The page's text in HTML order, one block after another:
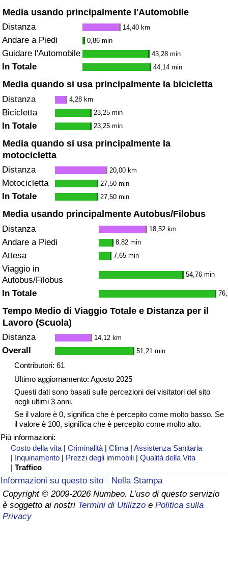
Media usando principalmente l'Automobile
Distanza 14,40 km
Andare a Piedi 0,86 min
Guidare l'Automobile 43,28 min
In Totale 44,14 min
Media quando si usa principalmente la bicicletta
Distanza 4,28 km
Bicicletta 23,25 min
In Totale 23,25 min
Media quando si usa principalmente la
motocicletta
Distanza 20,00 km
Motocicletta 27,50 min
In Totale 27,50 min
Media usando principalmente Autobus/Filobus
Distanza 18,52 km
Andare a Piedi 8,82 min
Attesa 7,65 min
Viaggio in
Autobus/Filobus
54,76 min
In Totale
Tempo Medio di Viaggio Totale e Distanza per il
Lavoro (Scuola)
Distanza 14,12 km
Overall 51,21 min
Contributori: 61
Ultimo aggiornamento: Agosto 2025
Questi dati sono basati sulle percezioni dei visitatori del sito
negli ultimi 3 anni.
Se il valore è 0, significa che è percepito come molto basso. Se
il valore è 100, significa che è percepito come molto alto.
Più informazioni:
Costo della vita |Criminalità |Clima |Assistenza Sanitaria
| Inquinamento | Prezzi degli immobili |Qualità della Vita
|Traffico
Informazioni su questo sito
Nella Stampa
Copyright © 2009-2026 Numbeo. L’uso di questo servizio
è soggetto ai nostri Termini di Utilizzo e Politica sulla
Privacy